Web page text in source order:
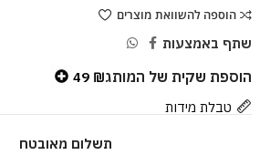
הוספה להשוואת מוצרים
שתף באמצעות
הוספת שקית של המותג 49 ₪
טבלת מידות
תשלום מאובטח